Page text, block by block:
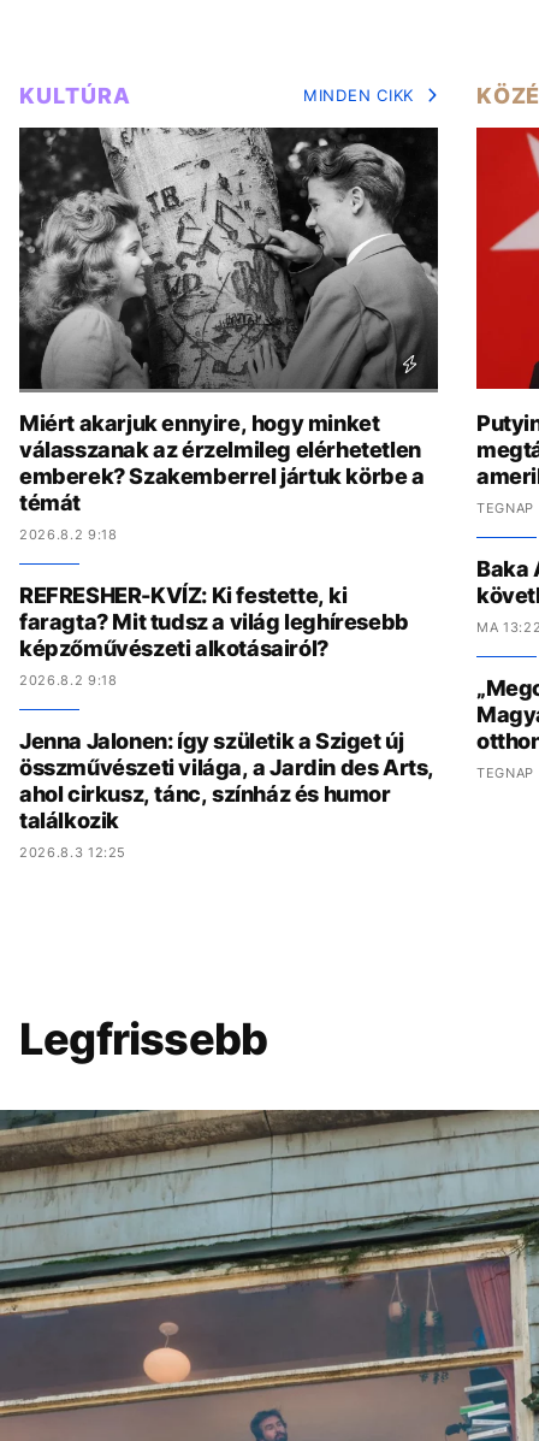
KULTÚRA MINDEN CIKK
Miért akarjuk ennyire, hogy minket
válasszanak az érzelmileg elérhetetlen
emberek? Szakemberrel jártuk körbe a
témát
2026.8.2 9:18
REFRESHER-KVÍZ: Ki festette, ki
faragta? Mit tudsz a világ leghíresebb
képzőművészeti alkotásairól?
2026.8.2 9:18
Jenna Jalonen: így születik a Sziget új
összművészeti világa, a Jardin des Arts,
ahol cirkusz, tánc, színház és humor
találkozik
2026.8.3 12:25
Baka
MA
Legfrissebb